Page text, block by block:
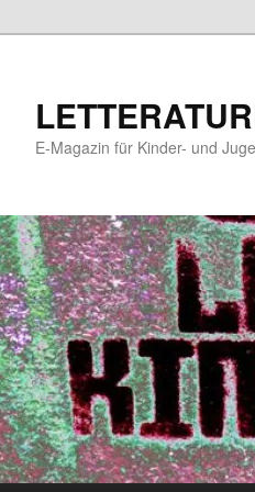
E-Magazin für Kinder- und